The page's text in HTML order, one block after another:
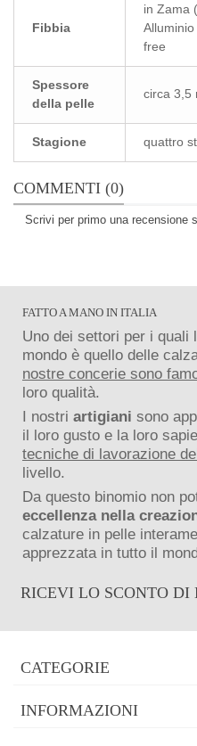
Fibbia
in Zama
free
Spessore
della pelle
circa 3,5
Stagione quattro
COMMENTI (0)
Scrivi per primo una recensione
FATTO A MANO IN ITALIA
Uno dei settori per i quali
mondo è quello delle
nostre concerie sono
loro qualità.
I nostri artigiani sono
il loro gusto e la loro
tecniche di lavorazione
livello.
Da questo binomio non
eccellenza nella
calzature in pelle
apprezzata in tutto il
RICEVI LO SCONTO DI
CATEGORIE
INFORMAZIONI